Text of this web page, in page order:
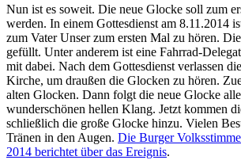
Nun ist es soweit. Die neue Glocke soll zum
werden. In einem Gottesdienst am 8.11.2014
zum Vater Unser zum ersten Mal zu hören.
gefüllt. Unter anderem ist eine Fahrrad-
mit dabei. Nach dem Gottesdienst verlassen
Kirche, um draußen die Glocken zu hören.
alten Glocken. Dann folgt die neue Glocke
wunderschönen hellen Klang. Jetzt kommen
schließlich die große Glocke hinzu. Vielen
Tränen in den Augen. Die Burger
2014 berichtet über das Ereignis.